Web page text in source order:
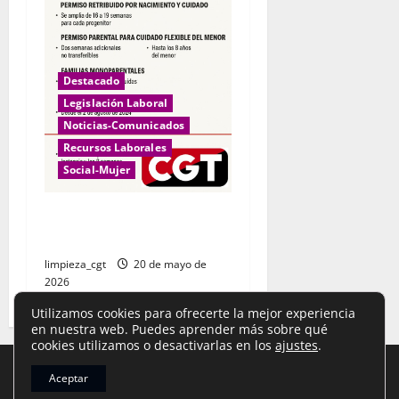
Destacado
Legislación Laboral
Noticias-Comunicados
Recursos Laborales
Social-Mujer
limpieza_cgt
20 de mayo de
2026
Aviso Legal
Utilizamos cookies para ofrecerte la mejor experiencia
en nuestra web. Puedes aprender más sobre qué
cookies utilizamos o desactivarlas en los ajustes.
Aceptar